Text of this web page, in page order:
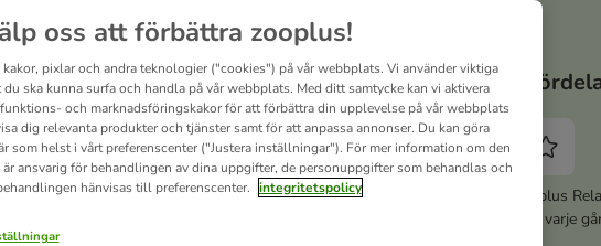
Dina
Aktivera zooplus
spara 5% varje
oss att förbättra zooplus!
kakor, pixlar och andra teknologier ("cookies") på vår webbplats. Vi använder viktiga
du ska kunna surfa och handla på vår webbplats. Med ditt samtycke kan vi aktivera
och marknadsföringskakor för att förbättra din upplevelse på vår webbplats
dig relevanta produkter och tjänster samt för att anpassa annonser. Du kan göra
som helst i vårt preferenscenter ("Justera inställningar"). För mer information om den
är ansvarig för behandlingen av dina uppgifter, de personuppgifter som behandlas och
hänvisas till preferenscenter. integritetspolicy